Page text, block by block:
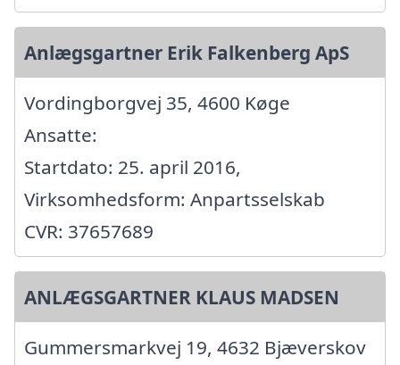
Anlægsgartner Erik Falkenberg ApS
Vordingborgvej 35, 4600 Køge
Ansatte:
Startdato: 25. april 2016,
Virksomhedsform: Anpartsselskab
CVR: 37657689
ANLÆGSGARTNER KLAUS MADSEN
Gummersmarkvej 19, 4632 Bjæverskov